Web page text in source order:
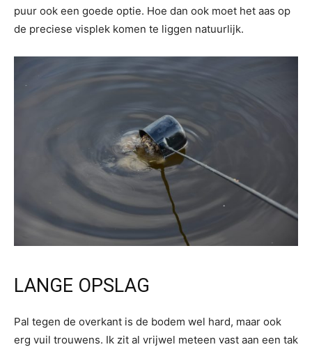
puur ook een goede optie. Hoe dan ook moet het aas op
de preciese visplek komen te liggen natuurlijk.
LANGE OPSLAG
Pal tegen de overkant is de bodem wel hard, maar ook
erg vuil trouwens. Ik zit al vrijwel meteen vast aan een tak